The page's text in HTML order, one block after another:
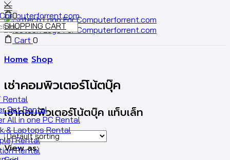
Rental
Set Rental
All in one PC Rental
& Laptops Rental
Rental
Rental
Cart 0
0
SHOPPING CART
Home Shop
เช่าคอมพิวเตอร์โน้ตบุ๊ค
เช่าคอมพิวเตอร์โน้ตบุ๊ค แท็บเล็ท
View as: